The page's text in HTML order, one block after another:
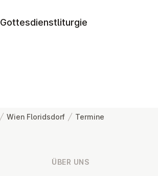
Gottesdienstliturgie
Wien Floridsdorf
Termine
ÜBER UNS